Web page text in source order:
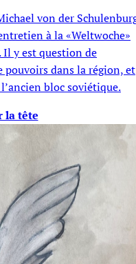
von der
à la «Weltwoche»
Il y est question de
pouvoirs dans la région, et
bloc soviétique.
la tête